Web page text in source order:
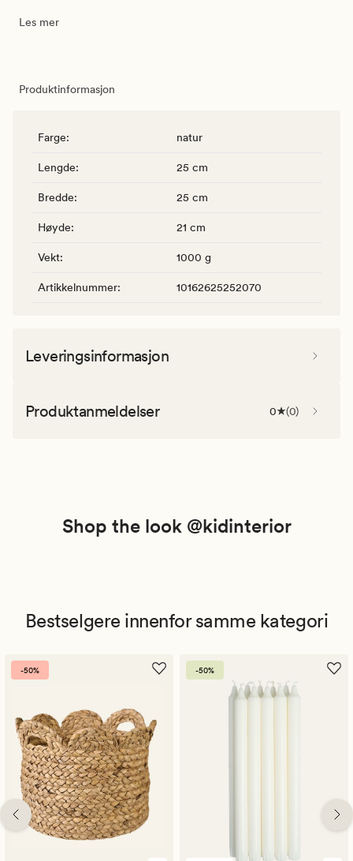
Les mer
Produktinformasjon
Farge: natur
Lengde: 25 cm
Bredde: 25 cm
Høyde: 21 cm
Vekt: 1000 g
Artikkelnummer: 10162625252070
Leveringsinformasjon
Produktanmeldelser 0 (0)
Shop the look @kidinterior
Bestselgere innenfor samme kategori
-50% -50%